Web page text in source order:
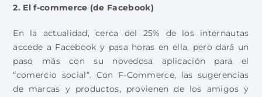
2. El f-commerce (de Facebook)
En la actualidad, cerca del 25% de los internautas
accede a Facebook y pasa horas en ella, pero dará un
paso más con su novedosa aplicación para el
“comercio social”. Con F-Commerce, las sugerencias
de marcas y productos, provienen de los amigos y